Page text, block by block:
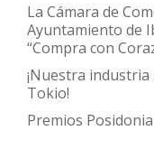
La Cámara de
Ayuntamiento de
“Compra con
¡Nuestra
Tokio!
Premios